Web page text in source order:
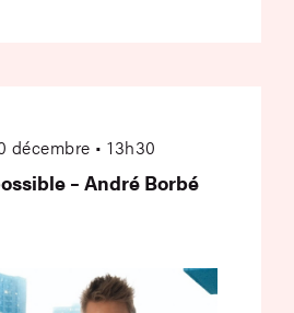
décembre • 13h30
– André Borbé